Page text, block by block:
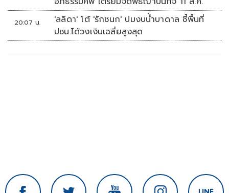
20:07 น.
'ลลิดา' โต้ 'รักชนก' ปมงบน้ำบาดาล ชี้พื้นที่
ปชน.ได้วงเงินเฉลี่ยสูงสุด